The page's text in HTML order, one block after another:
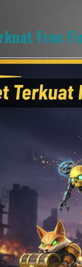
Free